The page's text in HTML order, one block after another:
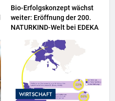
Bio-Erfolgskonzept wächst
weiter: Eröffnung der 200.
NATURKIND-Welt bei EDEKA
WIRTSCHAFT